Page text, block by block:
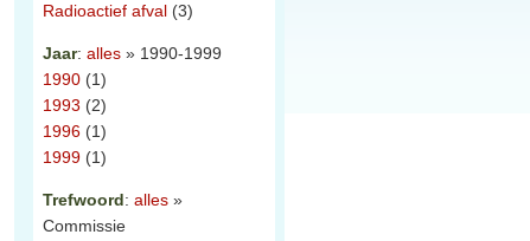
Radioactief afval (3)
Jaar: alles » 1990-1999
1990 (1)
1993 (2)
1996 (1)
1999 (1)
Trefwoord: alles »
Commissie